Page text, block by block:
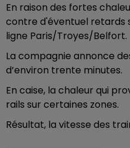
En raison des fortes
contre d'éventuel retards
ligne Paris/Troyes/Belfort.
La compagnie annonce
d’environ trente minutes.
En caise, la chaleur qui
rails sur certaines zones.
Résultat, la vitesse des